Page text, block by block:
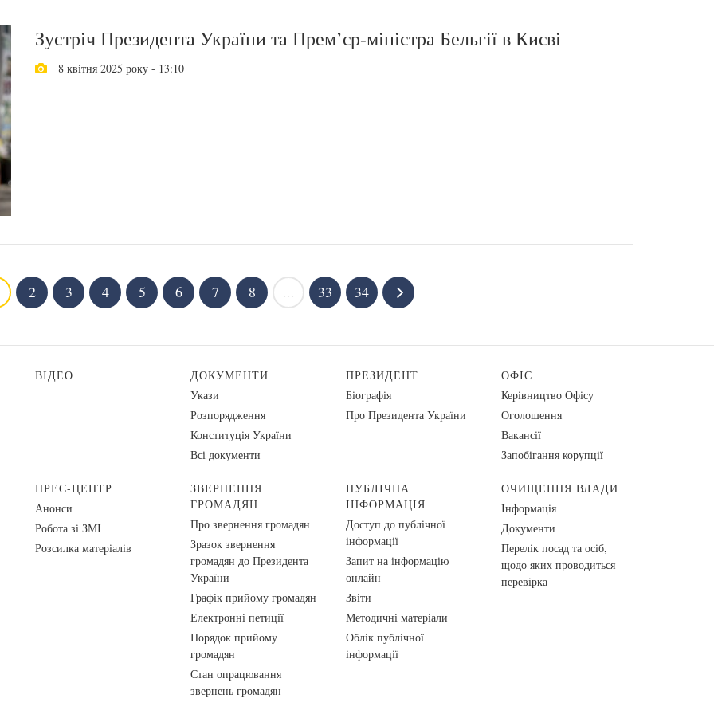
Зустріч Президента України та Прем’єр-міністра Бельгії в Києві
8 квітня 2025 року - 13:10
2 3 4 5 6 7 8 33 34
ВІДЕО
ДОКУМЕНТИ
Укази
Розпорядження
Конституція України
Всі документи
ПРЕЗИДЕНТ
Біографія
Про Президента України
ОФІС
Керівництво Офісу
Оголошення
Вакансії
Запобігання корупції
ПРЕС-ЦЕНТР
Анонси
Робота зі ЗМІ
Розсилка матеріалів
ЗВЕРНЕННЯ
ГРОМАДЯН
Про звернення громадян
Зразок звернення
громадян до Президента
України
Графік прийому громадян
Електронні петиції
Порядок прийому
громадян
Стан опрацювання
звернень громадян
ПУБЛІЧНА
ІНФОРМАЦІЯ
Доступ до публічної
інформації
Запит на інформацію
онлайн
Звіти
Методичні матеріали
Облік публічної
інформації
ОЧИЩЕННЯ ВЛАДИ
Інформація
Документи
Перелік посад та осіб,
щодо яких проводиться
перевірка